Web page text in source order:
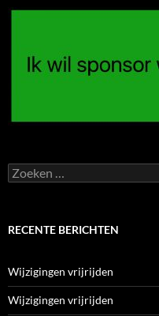
Zoeken
naar:
RECENTE BERICHTEN
Wijzigingen vrijrijden
Wijzigingen vrijrijden